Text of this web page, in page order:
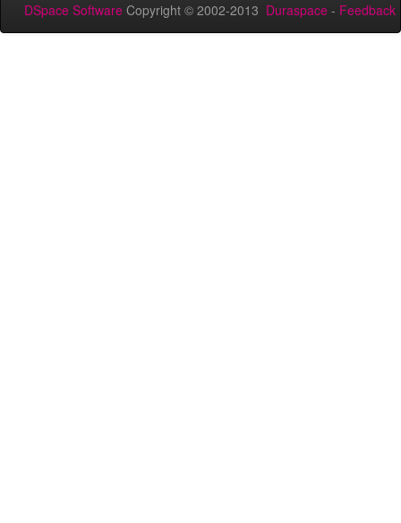
DSpace Software Copyright © 2002-2013 Duraspace - Feedback